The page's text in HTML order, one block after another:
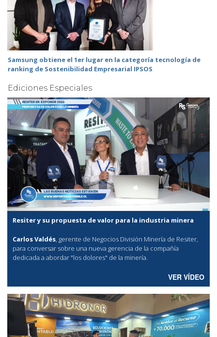
Samsung obtiene el 1er lugar en la categoría tecnología de
ranking de Sostenibilidad Empresarial IPSOS
Ediciones Especiales
Resiter y su propuesta de valor para la industria minera
Carlos Valdés, gerente de Negocios División Minería de Resiter,
para conversar sobre una nueva gerencia de la compañía
dedicada a abordar "los dolores" de la minería.
VER VÍDEO